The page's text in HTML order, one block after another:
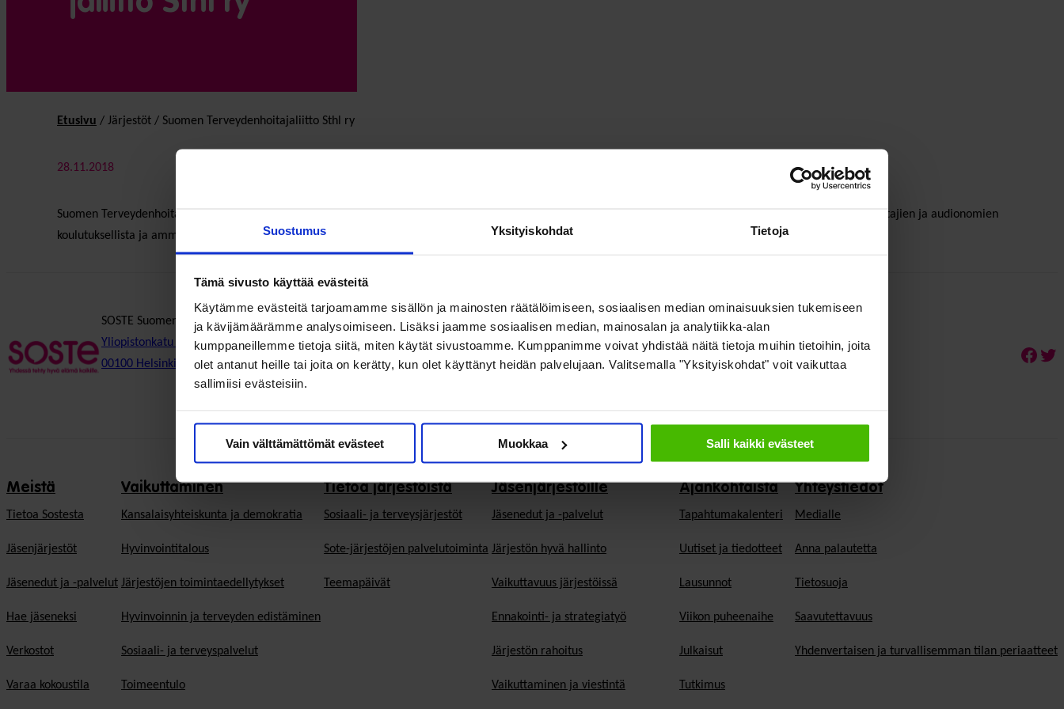
Suostumus Yksityiskohdat Tietoja
Tämä sivusto käyttää evästeitä
Käytämme evästeitä tarjoamamme sisällön ja mainosten räätälöimiseen, sosiaalisen median ominaisuuksien tukemiseen
ja kävijämäärämme analysoimiseen. Lisäksi jaamme sosiaalisen median, mainosalan ja analytiikka-alan
kumppaneillemme tietoja siitä, miten käytät sivustoamme. Kumppanimme voivat yhdistää näitä tietoja muihin tietoihin, joita
olet antanut heille tai joita on kerätty, kun olet käyttänyt heidän palvelujaan. Valitsemalla "Yksityiskohdat" voit vaikuttaa
sallimiisi evästeisiin.
Vain välttämättömät evästeet Muokkaa Salli kaikki evästeet
Etusivu / Järjestöt / Suomen Terveydenhoitajaliitto Sthl ry
28.11.2018
Suomen Terveydenhoitajaliitto STHL ry, Finlands Hälsovårdarförbund FHVF rf, on ainoa ammattijärjestö, jonka keskeisimpänä tavoitteena on edistää terveydenhoitajien ja audionomien
koulutuksellista ja ammatillista kehittymistä ja edunvalvontaa.
SOSTE Suomen sosiaali ja terveys ry
Yliopistonkatu 5
00100 Helsinki
Meistä
Tietoa Sostesta
Jäsenjärjestöt
Jäsenedut ja -palvelut
Hae jäseneksi
Verkostot
Varaa kokoustila
Vaikuttaminen
Kansalaisyhteiskunta ja demokratia
Hyvinvointitalous
Järjestöjen toimintaedellytykset
Hyvinvoinnin ja terveyden edistäminen
Sosiaali- ja terveyspalvelut
Toimeentulo
Tietoa järjestöistä
Sosiaali- ja terveysjärjestöt
Sote-järjestöjen palvelutoiminta
Teemapäivät
Jäsenjärjestöille
Jäsen­edut ja -palvelut
Järjestön hyvä hallinto
Vaikuttavuus järjestöissä
Ennakointi- ja strategiatyö
Järjestön rahoitus
Vaikuttaminen ja viestintä
Ajankohtaista
Tapahtumakalenteri
Uutiset ja tiedotteet
Lausunnot
Viikon puheenaihe
Julkaisut
Tutkimus
Yhteystiedot
Medialle
Anna palautetta
Tietosuoja
Saavutettavuus
Yhdenvertaisen ja turvallisemman tilan periaatteet